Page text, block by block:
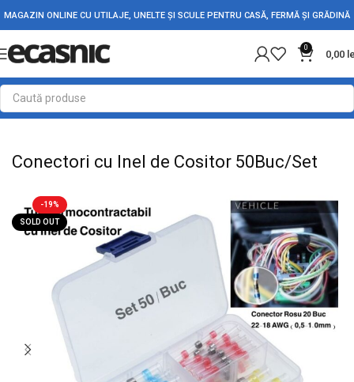
MAGAZIN ONLINE CU UTILAJE, UNELTE ȘI SCULE PENTRU CASĂ, FERMĂ ȘI GRĂDINĂ
0
0,00
Prima pagină Conectica Reglete si Conectori Electrici
Conectori cu Inel de Cositor 50Buc/Set
-19%
SOLD OUT